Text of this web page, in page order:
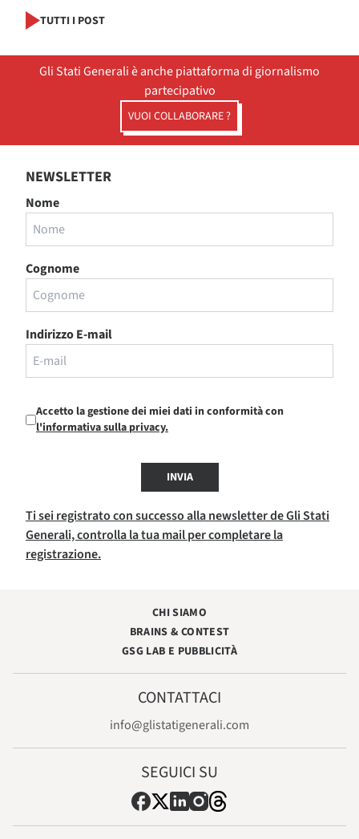
TUTTI I POST
Gli Stati Generali è anche piattaforma di giornalismo
partecipativo
VUOI COLLABORARE ?
NEWSLETTER
Nome
Cognome
Indirizzo E-mail
Accetto la gestione dei miei dati in conformità con
l'informativa sulla privacy.
INVIA
Ti sei registrato con successo alla newsletter de Gli Stati
Generali, controlla la tua mail per completare la
registrazione.
CHI SIAMO
BRAINS & CONTEST
GSG LAB E PUBBLICITÀ
CONTATTACI
info@glistatigenerali.com
SEGUICI SU